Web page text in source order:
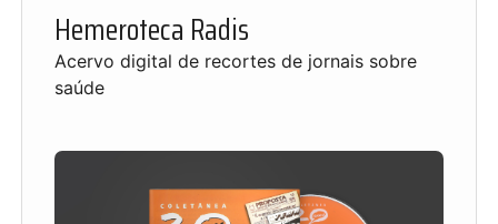
Hemeroteca Radis
Acervo digital de recortes de jornais sobre
saúde